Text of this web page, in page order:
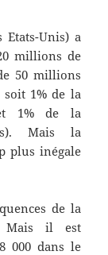
Etats-Unis) a
millions de
50 millions
1% de la
1% de la
Mais la
plus inégale
de la
il est
000 dans le